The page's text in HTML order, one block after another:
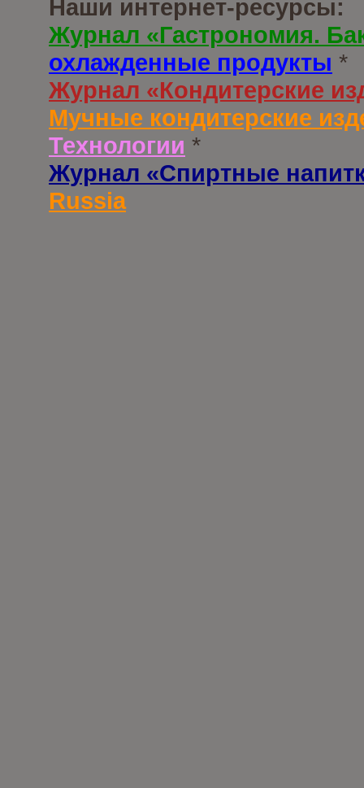
Наши интернет-ресурсы:
Журнал «Гастрономия.
охлажденные продукты *
Журнал «Кондитерские
Мучные кондитерские
Технологии *
Журнал «Спиртные
Russia